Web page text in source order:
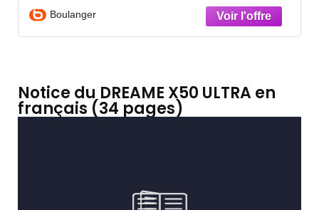
Boulanger
Notice du DREAME X50 ULTRA en
français (34 pages)